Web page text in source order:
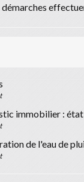
immobilier :
de l'eau de